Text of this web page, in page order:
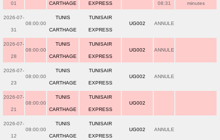
01 CARTHAGE EXPRESS 08:31 minutes
2026-07-
31
08:00:00
TUNIS
CARTHAGE
TUNISAIR
EXPRESS
UG002 ANNULE
2026-07-
28
08:00:00
TUNIS
CARTHAGE
TUNISAIR
EXPRESS
UG002 ANNULE
2026-07-
23
08:00:00
TUNIS
CARTHAGE
TUNISAIR
EXPRESS
UG002 ANNULE
2026-07-
21
08:00:00
TUNIS
CARTHAGE
TUNISAIR
EXPRESS
UG002
2026-07-
12
08:00:00
TUNIS
CARTHAGE
TUNISAIR
EXPRESS
UG002 ANNULE